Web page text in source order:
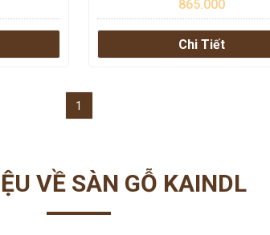
865.000
Chi Tiết
1
VỀ SÀN GỖ KAINDL